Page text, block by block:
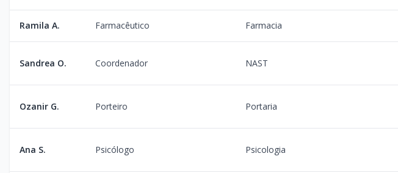
Ramila A. Farmacêutico Farmacia
Sandrea O. Coordenador NAST
Ozanir G. Porteiro Portaria
Ana S. Psicólogo Psicologia